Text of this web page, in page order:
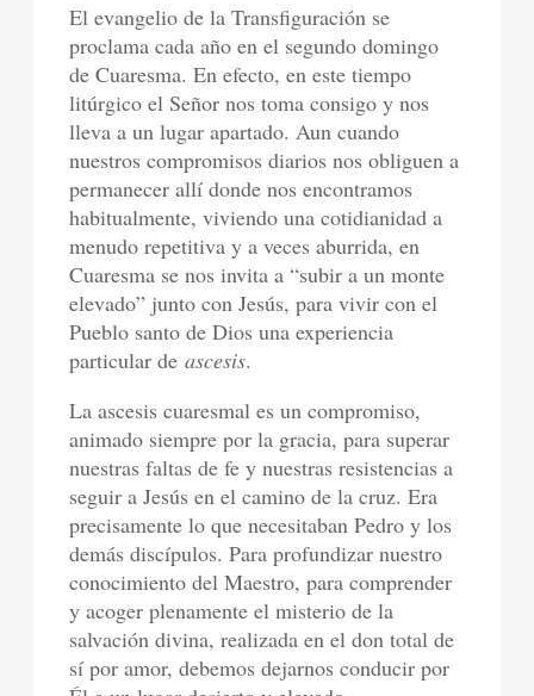
El evangelio de la Transfiguración se
proclama cada año en el segundo domingo
de Cuaresma. En efecto, en este tiempo
litúrgico el Señor nos toma consigo y nos
lleva a un lugar apartado. Aun cuando
nuestros compromisos diarios nos obliguen a
permanecer allí donde nos encontramos
habitualmente, viviendo una cotidianidad a
menudo repetitiva y a veces aburrida, en
Cuaresma se nos invita a “subir a un monte
elevado” junto con Jesús, para vivir con el
Pueblo santo de Dios una experiencia
particular deascesis.
La ascesis cuaresmal es un compromiso,
animado siempre por la gracia, para superar
nuestras faltas de fe y nuestras resistencias a
seguir a Jesús en el camino de la cruz. Era
precisamente lo que necesitaban Pedro y los
demás discípulos. Para profundizar nuestro
conocimiento del Maestro, para comprender
y acoger plenamente el misterio de la
salvación divina, realizada en el don total de
sí por amor, debemos dejarnos conducir por